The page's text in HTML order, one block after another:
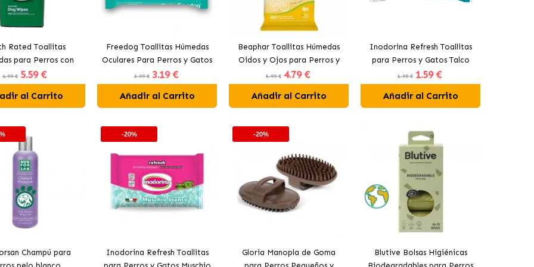
Rated Toallitas
para Perros con
a Lavanda
6.99 € 5.59 €
al Carrito
Freedog Toallitas Húmedas
Oculares Para Perros y Gatos
28x18 cm
3.99 € 3.19 €
Añadir al Carrito
Beaphar Toallitas Húmedas
Oidos y Ojos para Perros y
Gatos
5.99 € 4.79 €
Añadir al Carrito
Inodorina Refresh Toallitas
para Perros y Gatos Talco
1.99 € 1.59 €
Añadir al Carrito
Champú para
pelo blanco
-20%
Inodorina Refresh Toallitas
para Perros y Gatos Muschio
-20%
Gloria Manopla de Goma
para Perros Pequeños y
Blutive Bolsas Higiénicas
Biodegradables para Perros